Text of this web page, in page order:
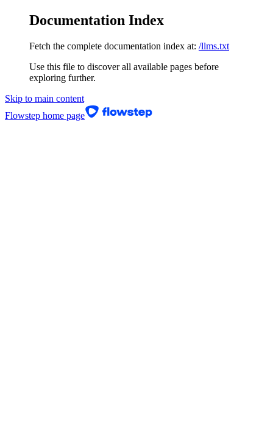
Documentation Index
Fetch the complete documentation index at: /llms.txt
Use this file to discover all available pages before
exploring further.
Skip to main content
Flowstep home page